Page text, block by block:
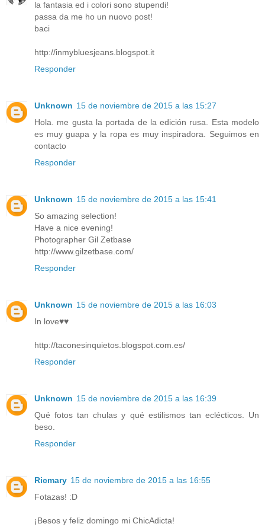
la fantasia ed i colori sono stupendi!
passa da me ho un nuovo post!
baci
http://inmybluesjeans.blogspot.it
Responder
Unknown 15 de noviembre de 2015 a las 15:27
Hola. me gusta la portada de la edición rusa. Esta modelo
es muy guapa y la ropa es muy inspiradora. Seguimos en
contacto
Responder
Unknown 15 de noviembre de 2015 a las 15:41
So amazing selection!
Have a nice evening!
Photographer Gil Zetbase
http://www.gilzetbase.com/
Responder
Unknown 15 de noviembre de 2015 a las 16:03
In love♥♥
http://taconesinquietos.blogspot.com.es/
Responder
Unknown 15 de noviembre de 2015 a las 16:39
Qué fotos tan chulas y qué estilismos tan eclécticos. Un
beso.
Responder
Ricmary 15 de noviembre de 2015 a las 16:55
Fotazas! :D
¡Besos y feliz domingo mi ChicAdicta!